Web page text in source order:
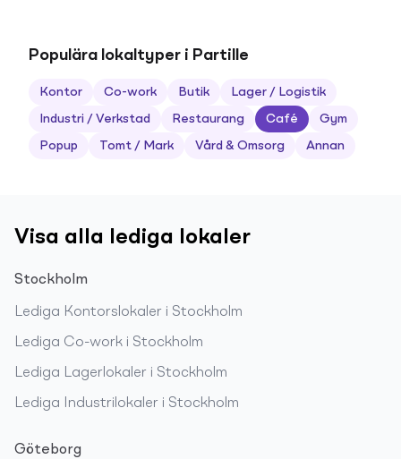
Populära lokaltyper i Partille
Kontor Co-work Butik Lager / Logistik
Industri / Verkstad Restaurang Café Gym
Popup Tomt / Mark Vård & Omsorg Annan
Visa alla lediga lokaler
Stockholm
Lediga Kontorslokaler i Stockholm
Lediga Co-work i Stockholm
Lediga Lagerlokaler i Stockholm
Lediga Industrilokaler i Stockholm
Göteborg